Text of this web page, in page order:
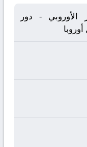
الأوروبي - دور